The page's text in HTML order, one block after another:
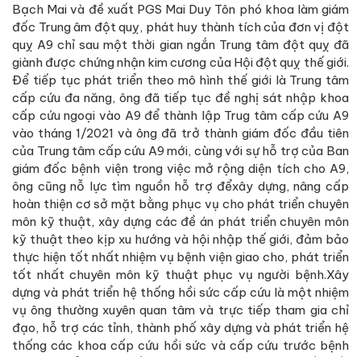
Bạch Mai và đề xuất PGS Mai Duy Tôn phó khoa làm giám
đốc Trung âm đột quỵ, phát huy thành tích của đơn vị đột
quỵ A9 chỉ sau một thời gian ngắn Trung tâm đột quỵ đã
giành được chứng nhận kim cương của Hội đột quỵ thế giới.
Để tiếp tục phát triển theo mô hình thế giới là Trung tâm
cấp cứu đa năng, ông đã tiếp tục đề nghị sát nhập khoa
cấp cứu ngoại vào A9 để thành lập Trug tâm cấp cứu A9
vào tháng 1/2021 và ông đã trở thành giám đốc đầu tiên
của Trung tâm cấp cứu A9 mới, cùng với sự hỗ trợ của Ban
giám đốc bệnh viện trong việc mở rộng diện tích cho A9,
ông cũng nỗ lực tìm nguồn hỗ trợ đểxây dựng, nâng cấp
hoàn thiện cơ sở mặt bằng phục vụ cho phát triển chuyên
môn kỹ thuật, xây dựng các đề án phát triển chuyên môn
kỹ thuật theo kịp xu hướng và hội nhập thế giới, đảm bảo
thực hiện tốt nhất nhiệm vụ bệnh viện giao cho, phát triển
tốt nhất chuyên môn kỹ thuật phục vụ người bệnh.Xây
dựng và phát triển hệ thống hồi sức cấp cứu là một nhiệm
vụ ông thường xuyên quan tâm và trực tiếp tham gia chỉ
đạo, hỗ trợ các tỉnh, thành phố xây dựng và phát triển hệ
thống các khoa cấp cứu hồi sức và cấp cứu trước bệnh